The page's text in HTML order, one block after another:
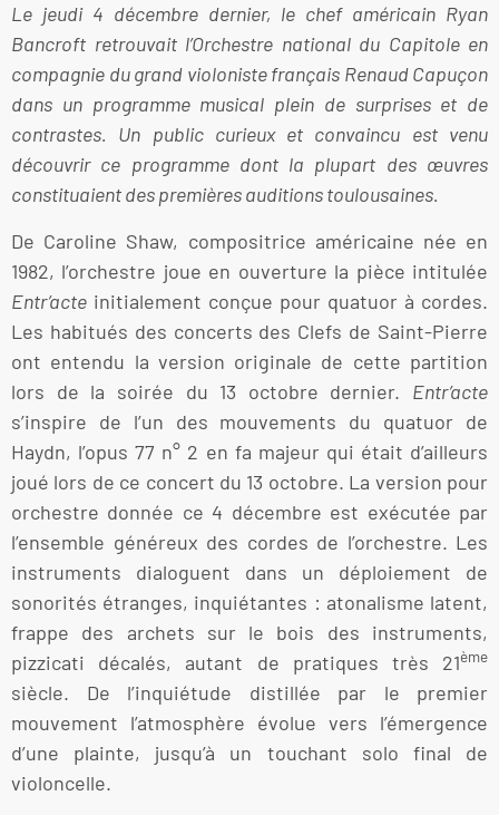
Le jeudi 4 décembre dernier, le chef américain Ryan
Bancroft retrouvait l’Orchestre national du Capitole en
compagnie du grand violoniste français Renaud Capuçon
dans un programme musical plein de surprises et de
contrastes. Un public curieux et convaincu est venu
découvrir ce programme dont la plupart des œuvres
constituaient des premières auditions toulousaines.
De Caroline Shaw, compositrice américaine née en
1982, l’orchestre joue en ouverture la pièce intitulée
Entr’acte initialement conçue pour quatuor à cordes.
Les habitués des concerts des Clefs de Saint-Pierre
ont entendu la version originale de cette partition
lors de la soirée du 13 octobre dernier. Entr’acte
s’inspire de l’un des mouvements du quatuor de
Haydn, l’opus 77 n° 2 en fa majeur qui était d’ailleurs
joué lors de ce concert du 13 octobre. La version pour
orchestre donnée ce 4 décembre est exécutée par
l’ensemble généreux des cordes de l’orchestre. Les
instruments dialoguent dans un déploiement de
sonorités étranges, inquiétantes : atonalisme latent,
frappe des archets sur le bois des instruments,
pizzicati décalés, autant de pratiques très 21ème
siècle. De l’inquiétude distillée par le premier
mouvement l’atmosphère évolue vers l’émergence
d’une plainte, jusqu’à un touchant solo final de
violoncelle.